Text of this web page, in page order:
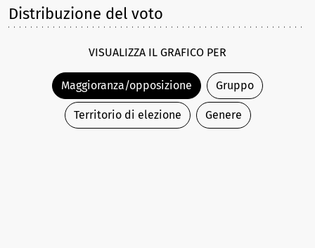
Distribuzione del voto
VISUALIZZA IL GRAFICO PER
Maggioranza/opposizione Gruppo
Territorio di elezione Genere